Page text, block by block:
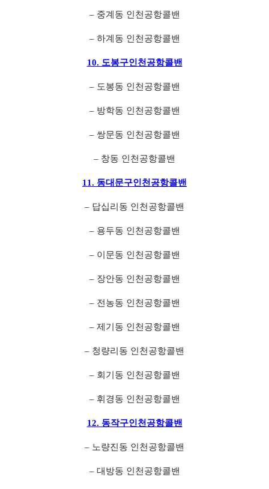
– 중계동 인천공항콜밴
– 하계동 인천공항콜밴
10. 도봉구인천공항콜밴
– 도봉동 인천공항콜밴
– 방학동 인천공항콜밴
– 쌍문동 인천공항콜밴
– 창동 인천공항콜밴
11. 동대문구인천공항콜밴
– 답십리동 인천공항콜밴
– 용두동 인천공항콜밴
– 이문동 인천공항콜밴
– 장안동 인천공항콜밴
– 전농동 인천공항콜밴
– 제기동 인천공항콜밴
– 청량리동 인천공항콜밴
– 회기동 인천공항콜밴
– 휘경동 인천공항콜밴
12. 동작구인천공항콜밴
– 노량진동 인천공항콜밴
– 대방동 인천공항콜밴